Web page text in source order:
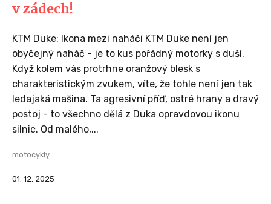
v zádech!
KTM Duke: Ikona mezi naháči KTM Duke není jen
obyčejný naháč - je to kus pořádný motorky s duší.
Když kolem vás protrhne oranžový blesk s
charakteristickým zvukem, víte, že tohle není jen tak
ledajaká mašina. Ta agresivní příď, ostré hrany a dravý
postoj - to všechno dělá z Duka opravdovou ikonu
silnic. Od malého,...
motocykly
01. 12. 2025